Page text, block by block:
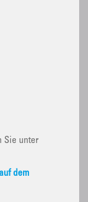
Sie unter
dem